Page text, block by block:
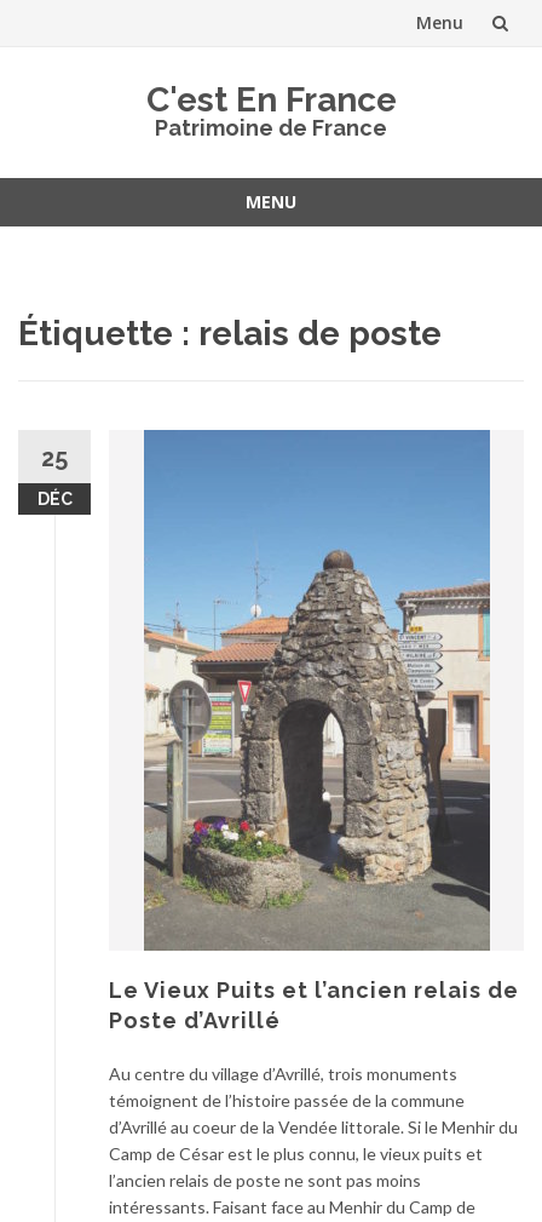
Menu
C'est En France
Patrimoine de France
MENU
Étiquette : relais de poste
25
DÉC
Le Vieux Puits et l’ancien relais de
Poste d’Avrillé
Au centre du village d’Avrillé, trois monuments
témoignent de l’histoire passée de la commune
d’Avrillé au coeur de la Vendée littorale. Si le Menhir du
Camp de César est le plus connu, le vieux puits et
l’ancien relais de poste ne sont pas moins
intéressants. Faisant face au Menhir du Camp de